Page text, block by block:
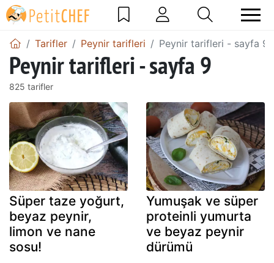
Tarifler Peynir tarifleri Peynir tarifleri - sayfa 9
Peynir tarifleri - sayfa 9
825 tarifler
Süper taze yoğurt,
beyaz peynir,
limon ve nane
sosu!
Yumuşak ve süper
proteinli yumurta
ve beyaz peynir
dürümü